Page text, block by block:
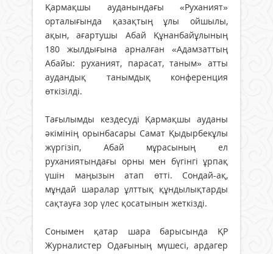
Қармақшы ауданындағы «Руханият»
орталығында қазақтың ұлы ойшылы,
ақын, ағартушы Абай Құнанбайұлының
180 жылдығына арналған «Адамзаттың
Абайы: руханият, парасат, таным» атты
аудандық танымдық конференция
өткізілді.
Тағылымды кездесуді Қармақшы ауданы
әкімінің орынбасары Самат Қыдырбекұлы
жүргізіп, Абай мұрасының ел
руханиятындағы орны мен бүгінгі ұрпақ
үшін маңызын атап өтті. Сондай-ақ,
мұндай шаралар ұлттық құндылықтарды
сақтауға зор үлес қосатынын жеткізді.
Сонымен қатар шара барысында ҚР
Журналистер Одағының мүшесі, ардагер